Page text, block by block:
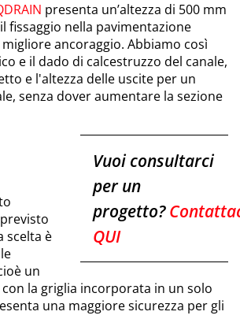
presenta un’altezza di 500 mm
fissaggio nella pavimentazione
ancoraggio. Abbiamo così
e il dado di calcestruzzo del canale,
e l'altezza delle uscite per un
senza dover aumentare la sezione
Vuoi consultarci
per un
progetto?
QUI
scelta è
un
la griglia incorporata in un solo
una maggiore sicurezza per gli